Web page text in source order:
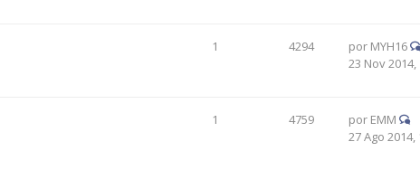
1 4294 por MYH16
23 Nov 2014,
1 4759 por EMM
27 Ago 2014,